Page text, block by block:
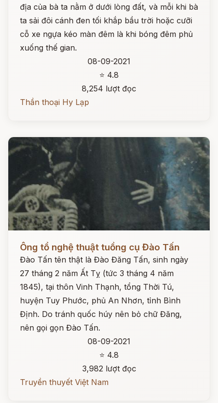
địa của bà ta nằm ở dưới lòng đất, và mỗi khi bà
ta sải đôi cánh đen tối khắp bầu trời hoặc cưỡi
cỗ xe ngựa kéo màn đêm là khi bóng đêm phủ
xuống thế gian.
08-09-2021
⭐ 4.8
8,254 lượt đọc
Thần thoại Hy Lạp
Đọc ngay
Ông tổ nghệ thuật tuồng cụ Đào Tấn
Đào Tấn tên thật là Đào Đăng Tấn, sinh ngày
27 tháng 2 năm Ất Tỵ (tức 3 tháng 4 năm
1845), tại thôn Vinh Thạnh, tổng Thời Tú,
huyện Tuy Phước, phủ An Nhơn, tỉnh Bình
Định. Do tránh quốc húy nên bỏ chữ Đăng,
nên gọi gọn Đào Tấn.
08-09-2021
⭐ 4.8
3,982 lượt đọc
Truyền thuyết Việt Nam